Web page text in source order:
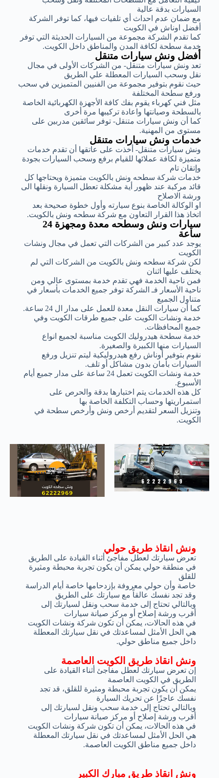
السيارات بدقة عالية
مع ضمان عدم احداث أي تلفيات فيها، كما توفر الشركة
أفضل اوناش في الكويت
كما تقدم الشركة مجموعة من السيارات الحديثة التي توفر
خدمة سطحة لكافة المدن والمناطق داخل الكويت.
أفضل ونش سيارات متنقل
تعد ونش سيارات متنقل- من الشركات الأولى في مجال
نقل وسحب السيارات المعطلة علي الطريق
حيث نقوم بتوفير مجموعة من الفنيين المتميزين في سحب
ورفع سطحة المختلفة
مثل فني كهرباء يقوم بفك كافة الأجهزة الكهربائية الخاصة
بالسطحة وصيانتها واعادة تركيبها مرة أخرى
كما أن ونش سيارات متنقل- توفر سائقين مدربين على
مستوى من المهنية.
خدمات ونش سيارات متنقل
ونش سيارات متنقل- أخذت على عاتقها أن تقدم خدمات
متميزة لكافة عملائها للقيام برفع وسحب السيارات بجودة
وإتقان تام
خدمات شركة سطحه ونش بالكويت متميزة ويحتاجها كل
قائد مركبة عند ظهور أية مشكلة تعطل السيارة ونقلها الى
ورشة الاصلاح
او الوكالة الخاصة بنوع سيارته وأول خطوة صحيحة بعد
اتخاذ هذا القرار التعاون مع شركة سطحه ونش بالكويت.
سيارات ونش وسطحه معدة ومجهزة 24
ساعة
يوجد عدد كبير من الشركات التي تعمل في مجال ونشات
الكويت
لكن شركة سطحه ونش بالكويت من الشركات التي لم
يختلف عليها اثنان
فمن ناحية الخدمة فهي تقدم خدمة بمستوى عالي ومن
ناحية الأسعار فـ الشركة توفر جميع الخدمات بأسعار في
متناول الجميع
كما أن سيارات النقل معدة للعمل على مدار ال 24 ساعة.
خدمة ونشات الكويت على جميع طرقات الكويت وفي
جميع المحافظات.
خدمة سطحة هيدروليك الكويت مناسبة لجميع انواع
السيارات منها الكبيرة والصغيرة.
نقوم بتوفير أوناش رفع هيدروليكية ليتم تنزيل ورفع
السيارات بأمان بدون مشاكل أو تلف.
خدمة ونشات الكويت تعمل 24 ساعة على مدار جميع أيام
الأسبوع.
كل هذه الخدمات يتم اختبارها بدقة والحرص على
استمراريتها وحساب التكلفة الخاصة بها
وتنزيل السعر لتقديم أرخص ونش وأرخص سطحة في
الكويت.
ونش انقاذ طريق الكويت العاصمة
إن تعرض سيارتك لعطل مفاجئ أثناء القيادة على
الطريق في الكويت العاصمة
يمكن أن يكون تجربة محبطة ومثيرة للقلق، قد تجد
نفسك عاجزًا عن تحريك السيارة
وبالتالي تحتاج إلى خدمة سحب ونقل لسيارتك إلى
أقرب ورشة إصلاح أو مركز صيانة سيارات
في هذه الحالات، يمكن أن تكون شركة ونشات الكويت
هي الحل الأمثل لمساعدتك في نقل سيارتك المعطلة
داخل جميع مناطق الكويت العاصمة.
ونش انقاذ طريق حولي
تعرض سيارتك لعطل مفاجئ أثناء القيادة على الطريق
في منطقة حولي يمكن أن يكون تجربة محبطة ومثيرة
للقلق
خاصة وأن حولي معروفة بإزدحامها خاصة أيام الدراسة
وقد تجد نفسك عالقاً مع سيارتك على الطريق
وبالتالي تحتاج إلى خدمة سحب ونقل لسيارتك إلى
أقرب ورشة إصلاح أو مركز صيانة سيارات
في هذه الحالات، يمكن أن تكون شركة ونشات الكويت
هي الحل الأمثل لمساعدتك في نقل سيارتك المعطلة
داخل جميع مناطق حولي.
ونش انقاذ طريق مبارك الكبير